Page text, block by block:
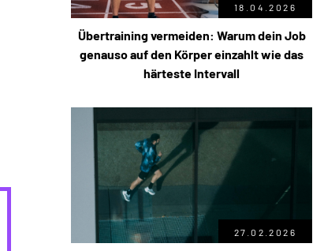
18.04.2026
Übertraining vermeiden: Warum dein Job
genauso auf den Körper einzahlt wie das
härteste Intervall
27.02.2026